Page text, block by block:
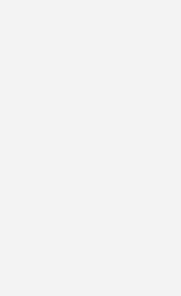
bin ich damit einverstanden, über
und eine Abmeldung ist
Umgang mit Daten finden Sie